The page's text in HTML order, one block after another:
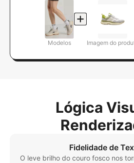
Modelos Imagem do
Lógica
Fidelidade de
O leve brilho do couro fosco nos